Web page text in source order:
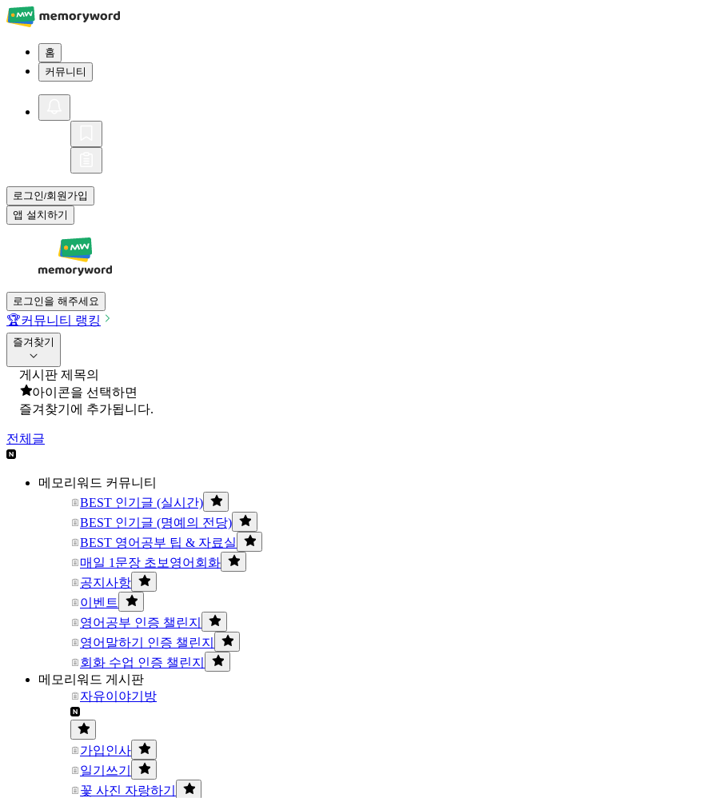
홈
커뮤니티
로그인/회원가입
앱 설치하기
로그인을 해주세요
🏆커뮤니티 랭킹
즐겨찾기
게시판 제목의
아이콘을 선택하면
즐겨찾기에 추가됩니다.
전체글
메모리워드 커뮤니티
BEST 인기글 (실시간)
BEST 인기글 (명예의 전당)
BEST 영어공부 팁 & 자료실
매일 1문장 초보영어회화
공지사항
이벤트
영어공부 인증 챌린지
영어말하기 인증 챌린지
회화 수업 인증 챌린지
메모리워드 게시판
자유이야기방
가입인사
일기쓰기
꽃 사진 자랑하기